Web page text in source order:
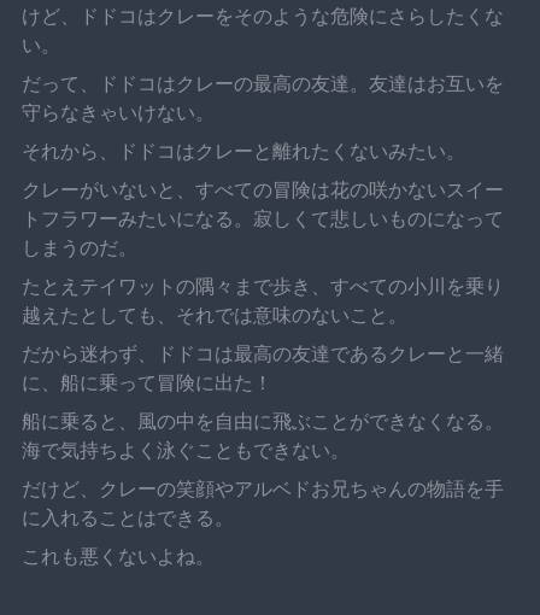
けど、ドドコはクレーをそのような危険にさらしたくな
い。
だって、ドドコはクレーの最高の友達。友達はお互いを
守らなきゃいけない。
それから、ドドコはクレーと離れたくないみたい。
クレーがいないと、すべての冒険は花の咲かないスイー
トフラワーみたいになる。寂しくて悲しいものになって
しまうのだ。
たとえテイワットの隅々まで歩き、すべての小川を乗り
越えたとしても、それでは意味のないこと。
だから迷わず、ドドコは最高の友達であるクレーと一緒
に、船に乗って冒険に出た！
船に乗ると、風の中を自由に飛ぶことができなくなる。
海で気持ちよく泳ぐこともできない。
だけど、クレーの笑顔やアルベドお兄ちゃんの物語を手
に入れることはできる。
これも悪くないよね。